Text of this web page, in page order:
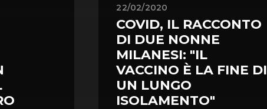
22/02/2020
COVID, IL RACCONTO
DI DUE NONNE
MILANESI: "IL
VACCINO È LA FINE DI
UN LUNGO
ISOLAMENTO"